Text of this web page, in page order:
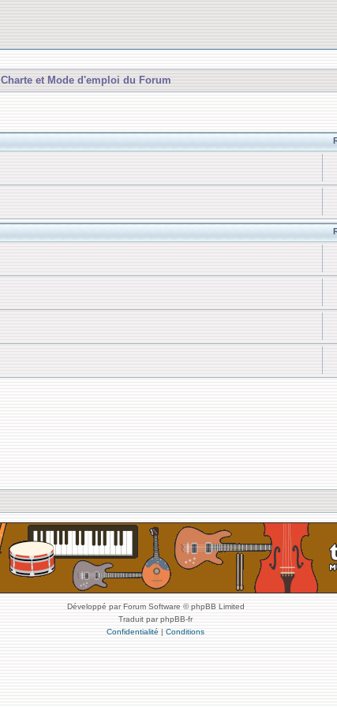
Charte et Mode d'emploi du Forum
Développé par Forum Software © phpBB Limited
Traduit par phpBB-fr
Confidentialité | Conditions